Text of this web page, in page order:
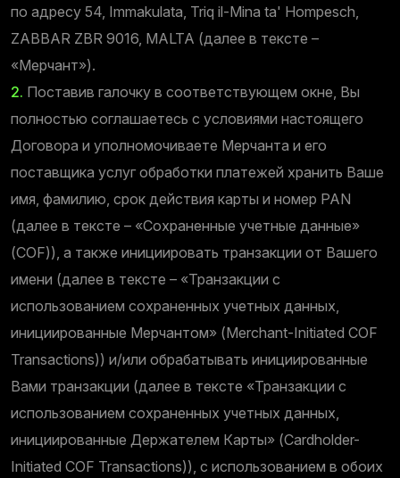
по адресу 54, Immakulata, Triq il-Mina ta' Hompesch,
ZABBAR ZBR 9016, MALTA (далее в тексте –
«Мерчант»).
2. Поставив галочку в соответствующем окне, Вы
полностью соглашаетесь с условиями настоящего
Договора и уполномочиваете Мерчанта и его
поставщика услуг обработки платежей хранить Ваше
имя, фамилию, срок действия карты и номер PAN
(далее в тексте – «Cохраненные учетные данные»
(COF)), а также инициировать транзакции от Вашего
имени (далее в тексте – «Транзакции с
использованием сохраненных учетных данных,
инициированные Мерчантом» (Merchant-Initiated COF
Transactions)) и/или обрабатывать инициированные
Вами транзакции (далее в тексте «Транзакции с
использованием сохраненных учетных данных,
инициированные Держателем Карты» (Cardholder-
Initiated COF Transactions)), с использованием в обоих